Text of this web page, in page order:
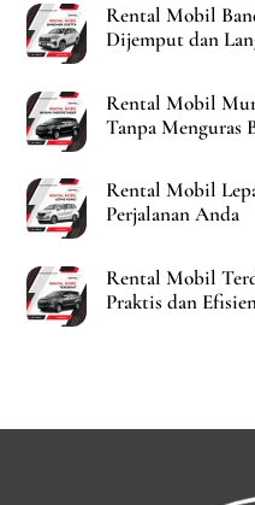
Rental Mobil
Dijemput dan
Rental Mobil
Tanpa Menguras
Rental Mobil
Perjalanan Anda
Rental Mobil
Praktis dan